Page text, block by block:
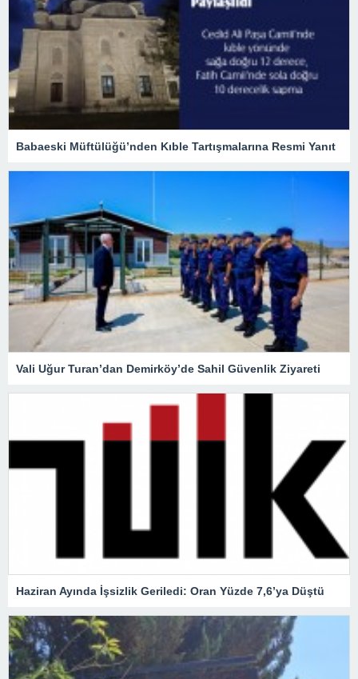
Babaeski Müftülüğü’nden Kıble Tartışmalarına Resmi Yanıt
Vali Uğur Turan’dan Demirköy’de Sahil Güvenlik Ziyareti
Haziran Ayında İşsizlik Geriledi: Oran Yüzde 7,6’ya Düştü